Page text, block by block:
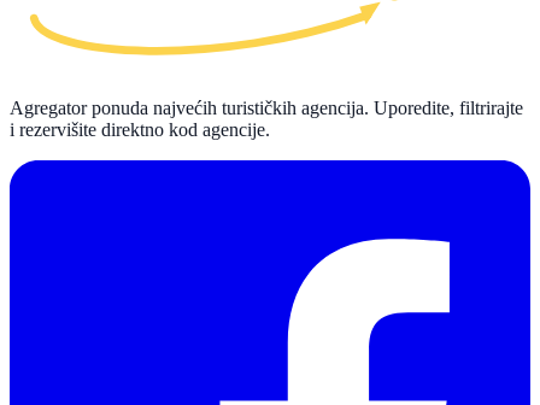
Agregator ponuda najvećih turističkih agencija. Uporedite, filtrirajte
i rezervišite direktno kod agencije.